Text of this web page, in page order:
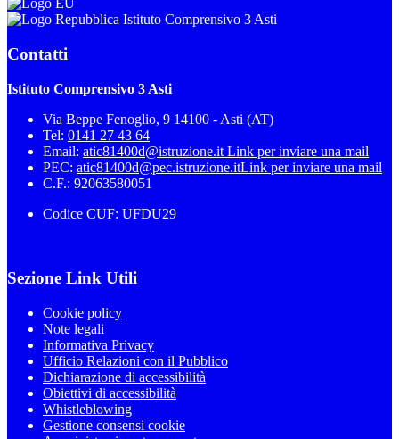
Istituto Comprensivo 3 Asti
Contatti
Istituto Comprensivo 3 Asti
Via Beppe Fenoglio, 9 14100 - Asti (AT)
Tel: 0141 27 43 64
Email: atic81400d@istruzione.it Link per inviare una mail
PEC: atic81400d@pec.istruzione.itLink per inviare una mail
C.F.: 92063580051
Codice CUF: UFDU29
Sezione Link Utili
Cookie policy
Note legali
Informativa Privacy
Ufficio Relazioni con il Pubblico
Dichiarazione di accessibilità
Obiettivi di accessibilità
Whistleblowing
Gestione consensi cookie